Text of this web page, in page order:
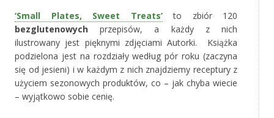
‘Small Plates, Sweet Treats’
to zbiór 120
bezglutenowychprzepisów, a każdy z nich
ilustrowany jest pięknymi zdjęciami Autorki. Książka
podzielona jest na rozdziały według pór roku (zaczyna
się od jesieni) i w każdym z nich znajdziemy receptury z
użyciem sezonowych produktów, co – jak chyba wiecie
– wyjątkowo sobie cenię.